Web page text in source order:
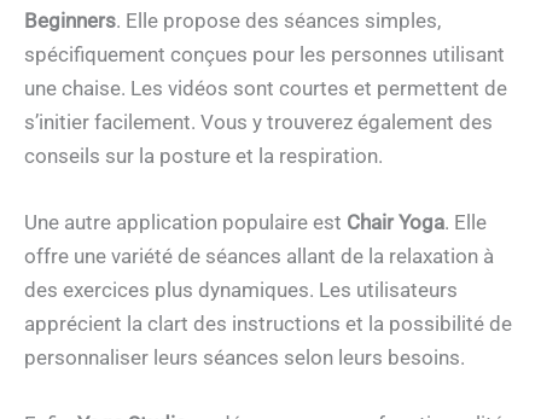
Beginners. Elle propose des séances simples,
spécifiquement conçues pour les personnes utilisant
une chaise. Les vidéos sont courtes et permettent de
s’initier facilement. Vous y trouverez également des
conseils sur la posture et la respiration.
Une autre application populaire est Chair Yoga. Elle
offre une variété de séances allant de la relaxation à
des exercices plus dynamiques. Les utilisateurs
apprécient la clart des instructions et la possibilité de
personnaliser leurs séances selon leurs besoins.